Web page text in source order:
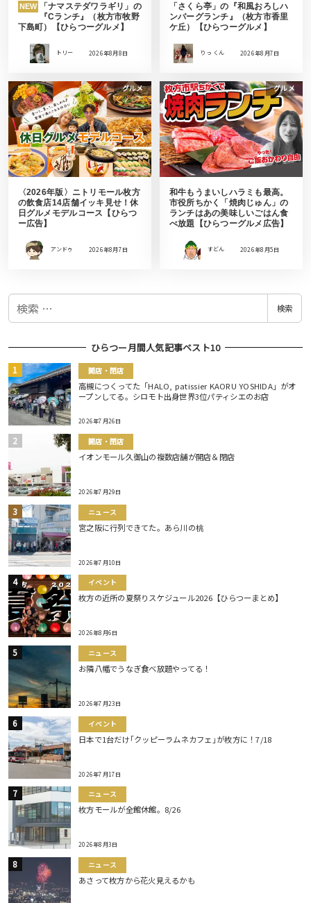
NEW
「ナマステダワラギリ」の
『Cランチ』（枚方市牧野
下島町）【ひらつーグルメ】
トリー 2026年8月8日
「さくら亭」の『和風おろしハ
ンバーグランチ』（枚方市香里
ケ丘）【ひらつーグルメ】
りっ くん 2026年8月7日
グルメ
〈2026年版〉ニトリモール枚方
の飲食店14店舗イッキ見せ！休
日グルメモデルコース【ひらつ
ー広告】
アンドゥ 2026年8月7日
グルメ
和牛もうまいしハラミも最高。
市役所ちかく「焼肉じゅん」の
ランチはあの美味しいごはん食
べ放題【ひらつーグルメ広告】
すどん 2026年8月5日
検
検索
ひらつー月間人気記事ベスト10
開店・閉店
高槻につくってた「HALO, patissier KAORU YOSHIDA」がオ
ープンしてる。シロモト出身世界3位パティシエのお店
2026年7月26日
開店・閉店
イオンモール久御山の複数店舗が開店＆閉店
2026年7月29日
ニュース
宮之阪に行列できてた。あら川の桃
2026年7月10日
イベント
枚方の近所の夏祭りスケジュール2026【ひらつーまとめ】
2026年8月6日
ニュース
お隣八幡でうなぎ食べ放題やってる！
2026年7月23日
イベント
日本で1台だけ｢クッピーラムネカフェ｣が枚方に！7/18
2026年7月17日
ニュース
枚方モールが全館休館。8/26
2026年8月3日
ニュース
あさって枚方から花火見えるかも